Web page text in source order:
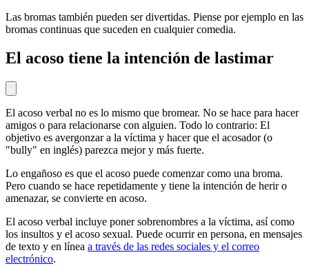
Las bromas también pueden ser divertidas. Piense por ejemplo en las
bromas continuas que suceden en cualquier comedia.
El acoso tiene la intención de lastimar
El acoso verbal no es lo mismo que bromear. No se hace para hacer
amigos o para relacionarse con alguien. Todo lo contrario: El
objetivo es avergonzar a la víctima y hacer que el acosador (o
"bully" en inglés) parezca mejor y más fuerte.
Lo engañoso es que el acoso puede comenzar como una broma.
Pero cuando se hace repetidamente y tiene la intención de herir o
amenazar, se convierte en acoso.
El acoso verbal incluye poner sobrenombres a la víctima, así como
los insultos y el acoso sexual. Puede ocurrir en persona, en mensajes
de texto y en línea a través de las redes sociales y el correo
electrónico.